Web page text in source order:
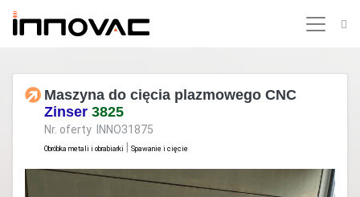
Maszyna do cięcia plazmowego CNC
Zinser 3825
Nr. oferty INNO31875
Obróbka metali i obrabiarki Spawanie i cięcie